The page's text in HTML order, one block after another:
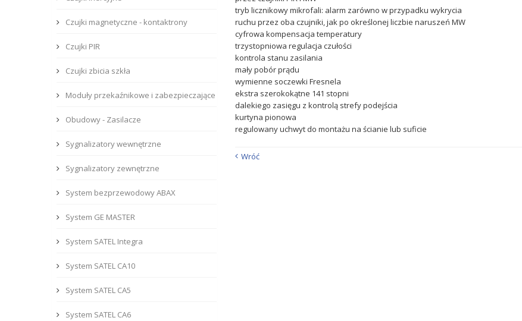
tryb licznikowy mikrofali: alarm zarówno w przypadku wykrycia
ruchu przez oba czujniki, jak po określonej liczbie naruszeń MW
cyfrowa kompensacja temperatury
trzystopniowa regulacja czułości
kontrola stanu zasilania
mały pobór prądu
wymienne soczewki Fresnela
ekstra szerokokątne 141 stopni
dalekiego zasięgu z kontrolą strefy podejścia
kurtyna pionowa
regulowany uchwyt do montażu na ścianie lub suficie
Wróć
Czujki magnetyczne - kontaktrony
Czujki PIR
Czujki zbicia szkła
Moduły przekaźnikowe i zabezpieczające
Obudowy - Zasilacze
Sygnalizatory wewnętrzne
Sygnalizatory zewnętrzne
System bezprzewodowy ABAX
System GE MASTER
System SATEL Integra
System SATEL CA10
System SATEL CA5
System SATEL CA6